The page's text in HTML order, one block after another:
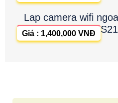
Lap camera wifi
Giá : 1,400,000 VNĐ